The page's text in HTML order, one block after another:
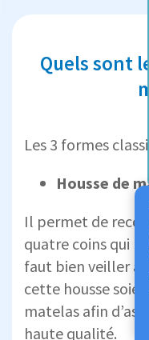
Quels sont
Les 3 formes
Housse de
Il permet de
quatre coins qui
faut bien veiller à
cette housse
matelas afin
haute qualité.